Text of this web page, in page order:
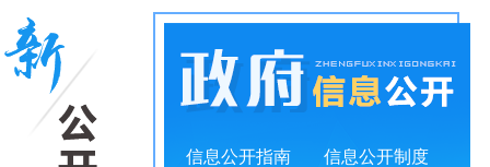
信息公开指南 信息公开制度